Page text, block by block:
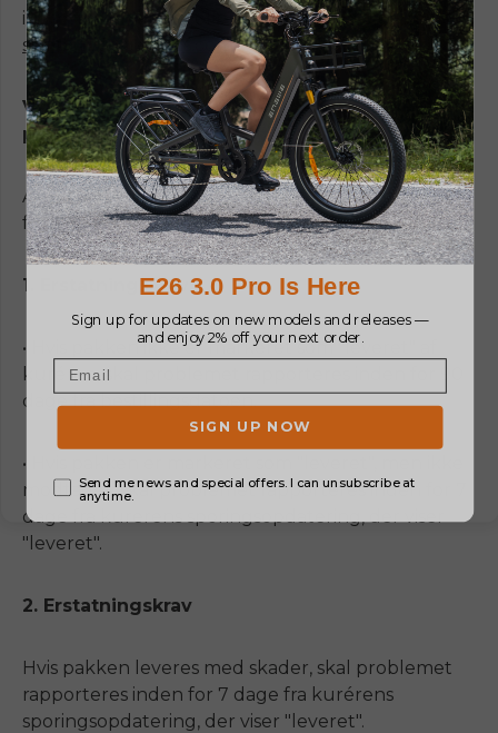
indsende en klage, eller kontakt dem direkte på
support@xcottons.com.
Vigtige tidsfrister for rapportering af
problemer:
Alle problemer skal rapporteres inden for 90 dage
fra bestillingsdatoen.
1. Erstatningskrav
• Hvis pakken ikke er markeret som "leveret" af
kuréren, skal problemet rapporteres inden for 90
dage fra bestillingsdatoen.
• Hvis pakken er markeret som "leveret", men ikke
modtaget, skal problemet rapporteres inden for 7
dage fra kurerens sporingsopdatering, der viser
"leveret".
2. Erstatningskrav
Hvis pakken leveres med skader, skal problemet
rapporteres inden for 7 dage fra kurérens
sporingsopdatering, der viser "leveret".